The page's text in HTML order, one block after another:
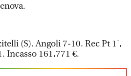
(S). Angoli 7-10. Rec Pt 1',
Incasso 161,771 €.